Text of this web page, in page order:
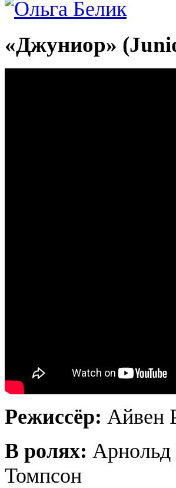
«Джуниор»
Режиссёр: Айвен
В ролях:
Томпсон